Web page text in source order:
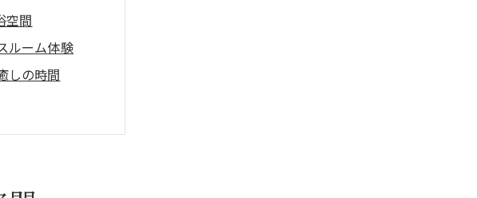
空間
ルーム体験
しの時間
する理由